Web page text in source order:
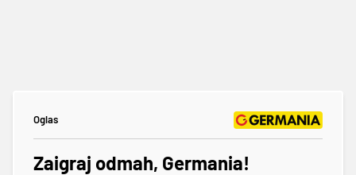
Oglas
Zaigraj odmah, Germania!